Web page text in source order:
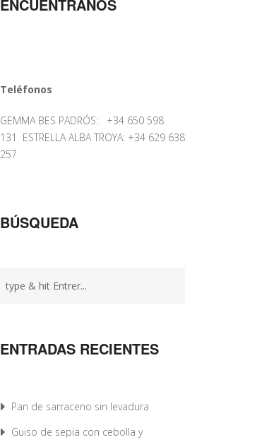
ENCUÉNTRANOS
Teléfonos
GEMMA BES PADRÓS: +34 650 598
131 ESTRELLA ALBA TROYA: +34 629 638
257
BÚSQUEDA
ENTRADAS RECIENTES
Pan de sarraceno sin levadura
Guiso de sepia con cebolla y